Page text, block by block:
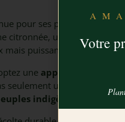
pour ses propriétés
citronnée, un relaxant
mais puissants, complète
une approche
seulement un moyen de
indigènes
Votre